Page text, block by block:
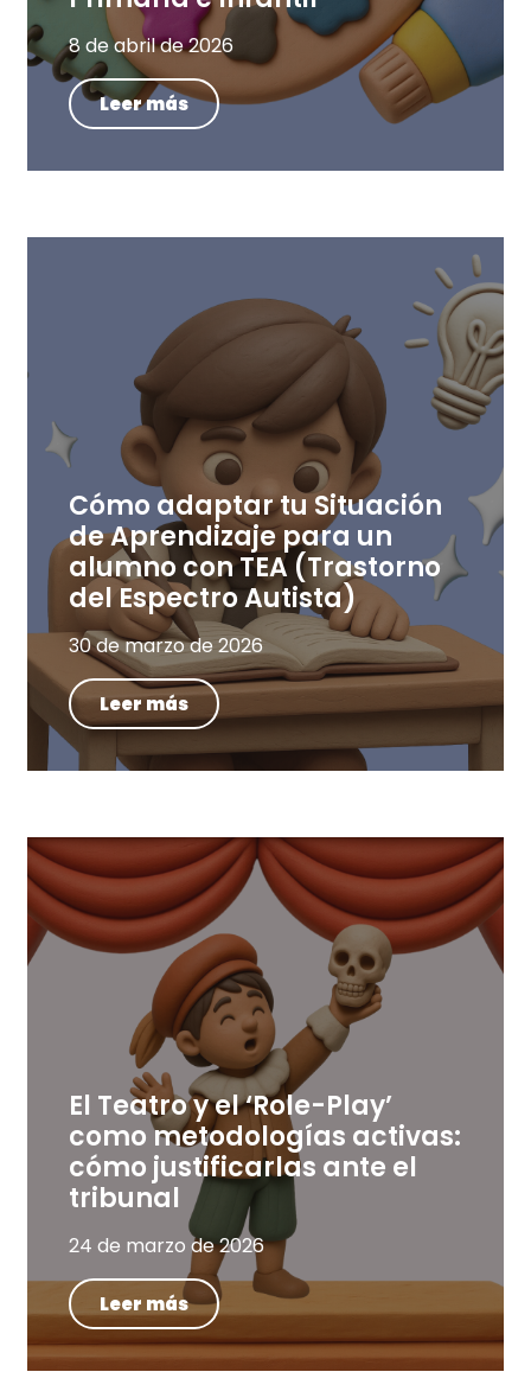
8 de abril de 2026
Leer más
Cómo adaptar tu Situación
de Aprendizaje para un
alumno con TEA (Trastorno
del Espectro Autista)
30 de marzo de 2026
Leer más
El Teatro y el ‘Role-Play’
como metodologías activas:
cómo justificarlas ante el
tribunal
24 de marzo de 2026
Leer más